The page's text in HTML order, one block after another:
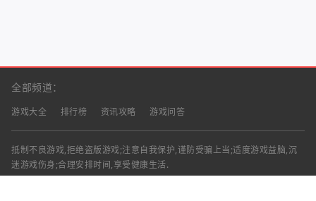
全部频道：
游戏大全 排行榜 资讯攻略 游戏问答
抵制不良游戏,拒绝盗版游戏;注意自我保护,谨防受骗上当;适度游戏益脑,沉
迷游戏伤身;合理安排时间,享受健康生活.